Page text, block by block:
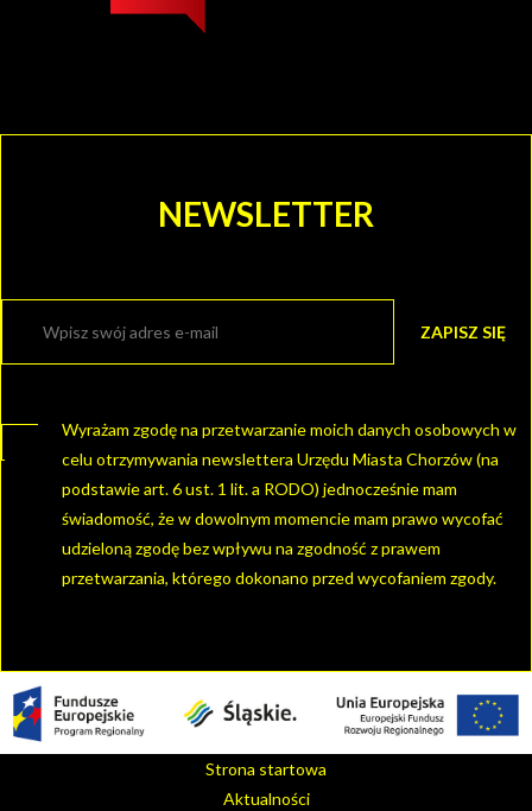
NEWSLETTER
Wyrażam zgodę na przetwarzanie moich danych osobowych w
celu otrzymywania newslettera Urzędu Miasta Chorzów (na
podstawie art. 6 ust. 1 lit. a RODO) jednocześnie mam
świadomość, że w dowolnym momencie mam prawo wycofać
udzieloną zgodę bez wpływu na zgodność z prawem
przetwarzania, którego dokonano przed wycofaniem zgody.
Strona startowa
Aktualności